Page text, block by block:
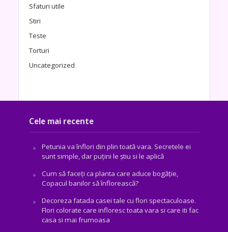
Sfaturi utile
Stiri
Teste
Torturi
Uncategorized
Cele mai recente
Petunia va înflori din plin toată vara. Secretele ei
sunt simple, dar puțini le știu si le aplică
Cum să faceți ca planta care aduce bogăţie,
Copacul banilor să înflorească?
Decoreza fatada casei tale cu flori spectaculoase.
Flori colorate care infloresc toata vara si care iti fac
casa si mai frumoasa